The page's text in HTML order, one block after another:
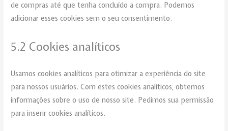
de compras até que tenha concluído a compra. Podemos
adicionar esses cookies sem o seu consentimento.
5.2 Cookies analíticos
Usamos cookies analíticos para otimizar a experiência do site
para nossos usuários. Com estes cookies analíticos, obtemos
informações sobre o uso de nosso site. Pedimos sua permissão
para inserir cookies analíticos.